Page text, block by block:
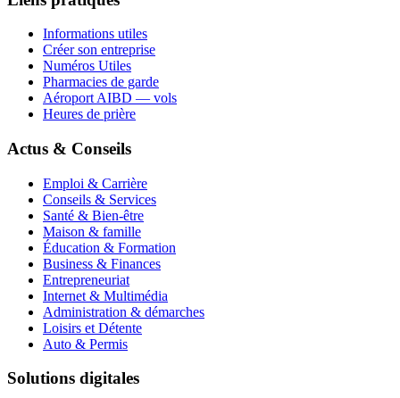
Informations utiles
Créer son entreprise
Numéros Utiles
Pharmacies de garde
Aéroport AIBD — vols
Heures de prière
Actus & Conseils
Emploi & Carrière
Conseils & Services
Santé & Bien-être
Maison & famille
Éducation & Formation
Business & Finances
Entrepreneuriat
Internet & Multimédia
Administration & démarches
Loisirs et Détente
Auto & Permis
Solutions digitales